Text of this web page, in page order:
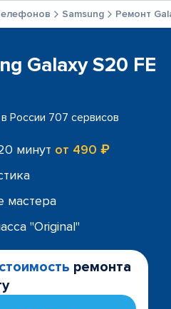
Samsung Ремонт
Galaxy S20 FE
России 707 сервисов
минут от 490 ₽
мастера
"Original"
ремонта